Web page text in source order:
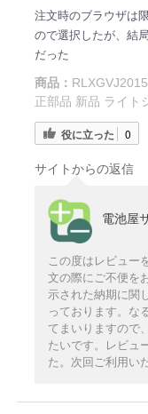
注文時のブラウザは
ので選択したが、結
だった
商品：
正部品 新品 ライト
役に立った 0
サイトからの返信
電池屋
この度はレビュー
文の際にご不便を
示された納期に関
っております。な
てまいりますので
たいです。レビュ
た。次回ご利用い